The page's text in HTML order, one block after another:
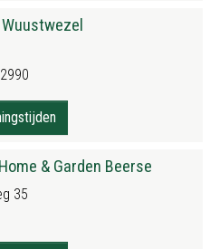
& Garden Beerse
35